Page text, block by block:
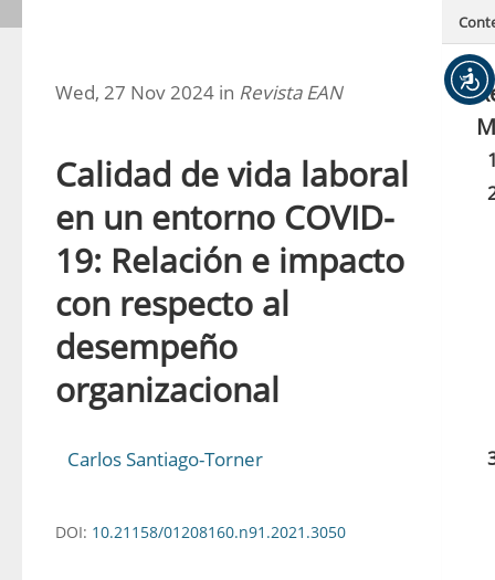
Wed, 27 Nov 2024 in Revista EAN
Calidad de vida laboral
en un entorno COVID-
19: Relación e impacto
con respecto al
desempeño
organizacional
Carlos Santiago-Torner
DOI: 10.21158/01208160.n91.2021.3050